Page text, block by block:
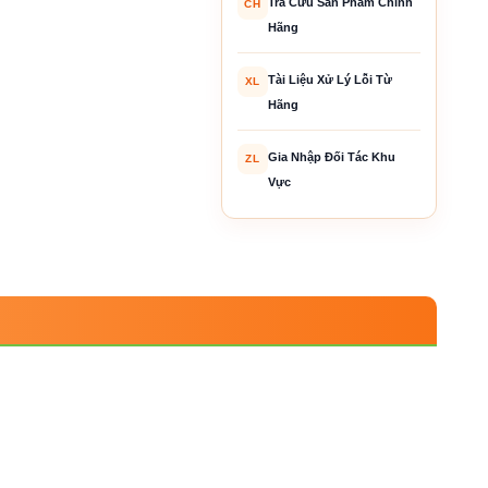
CH
Hãng
XL
Tài Liệu Xử Lý Lỗi Từ
Hãng
ZL
Gia Nhập Đối Tác Khu
Vực